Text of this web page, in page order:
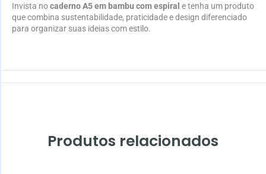
Invista nocaderno A5 em bambu com espiral e tenha um produto
que combina sustentabilidade, praticidade e design diferenciado
para organizar suas ideias com estilo.
Produtos relacionados